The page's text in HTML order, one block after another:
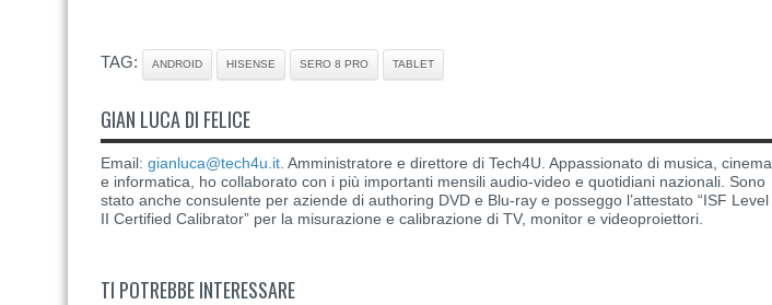
TAG: ANDROID HISENSE SERO 8 PRO TABLET
GIAN LUCA DI FELICE
Email: gianluca@tech4u.it . Amministratore e direttore di Tech4U. Appassionato di musica, cinema
e informatica, ho collaborato con i più importanti mensili audio-video e quotidiani nazionali. Sono
stato anche consulente per aziende di authoring DVD e Blu-ray e posseggo l’attestato “ISF Level
II Certified Calibrator” per la misurazione e calibrazione di TV, monitor e videoproiettori.
TI POTREBBE INTERESSARE